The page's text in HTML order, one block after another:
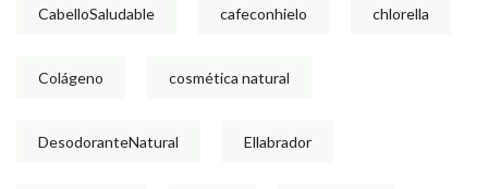
CabelloSaludable cafeconhielo chlorella
Colágeno cosmética natural
DesodoranteNatural Ellabrador